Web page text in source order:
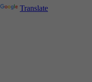
Translate